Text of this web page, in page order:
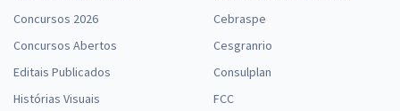
Concursos 2026
Concursos Abertos
Editais Publicados
Histórias Visuais
Cebraspe
Cesgranrio
Consulplan
FCC